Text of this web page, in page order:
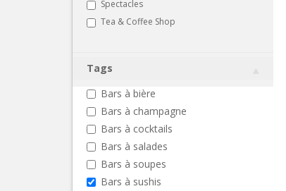
Spectacles
Tea & Coffee Shop
Tags
Bars à bière
Bars à champagne
Bars à cocktails
Bars à salades
Bars à soupes
Bars à sushis